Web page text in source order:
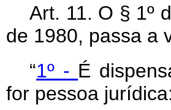
Art. 11. O § 1º
de 1980, passa a
“1º - É
for pessoa jurídica: